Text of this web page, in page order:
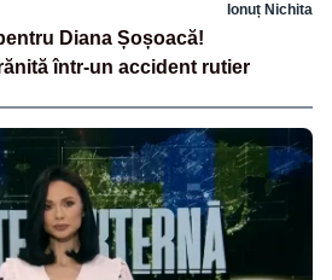
Ionuț Nichita
Diana Șoșoacă!
într-un accident rutier